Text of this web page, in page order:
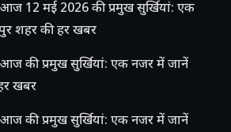
12 मई 2026 की प्रमुख सुर्खियां: एक
शहर की हर खबर
की प्रमुख सुर्खियां: एक नजर में जानें
खबर
की प्रमुख सुर्खियां: एक नजर में जानें